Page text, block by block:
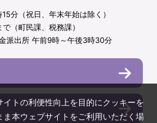
分（祝日、年末年始は除く）
（町民課、税務課）
派出所 午前9時～午後3時30分
イトの利便性向上を目的にクッキーを
本ウェブサイトをご利用いただく場